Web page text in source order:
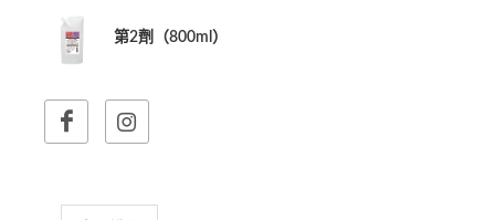
第2劑（800ml）